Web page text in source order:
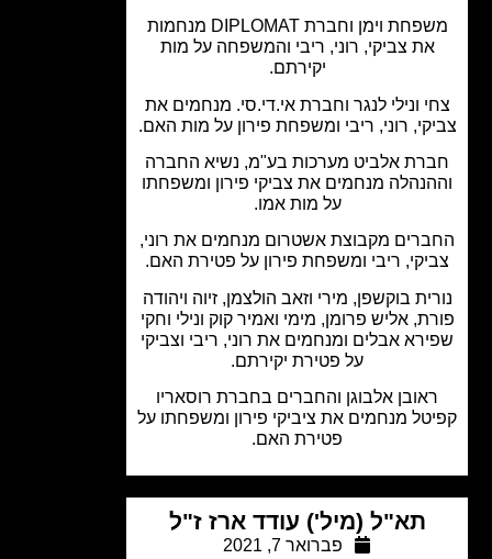
משפחת וימן וחברת DIPLOMAT מנחמות
את צביקי, רוני, ריבי והמשפחה על מות
ונילי לנגר וחברת אי.די.סי. מנחמים את
רוני, ריבי ומשפחת פירון על מות האם.
אלביט מערכות בע"מ, נשיא החברה
מנחמים את צביקי פירון ומשפחתו
על מות אמו.
מקבוצת אשטרום מנחמים את רוני,
ריבי ומשפחת פירון על פטירת האם.
בוקשפן, מירי וזאב הולצמן, זיוה ויהודה
אליש פרומן, מימי ואמיר קוק ונילי וחקי
אבלים ומנחמים את רוני, ריבי וצביקי
על פטירת יקירתם.
אלבוגן והחברים בחברת רוסאריו
מנחמים את ציביקי פירון ומשפחתו על
פטירת האם.
תא"ל (מיל') עודד ארז ז"ל
פברואר 7, 2021